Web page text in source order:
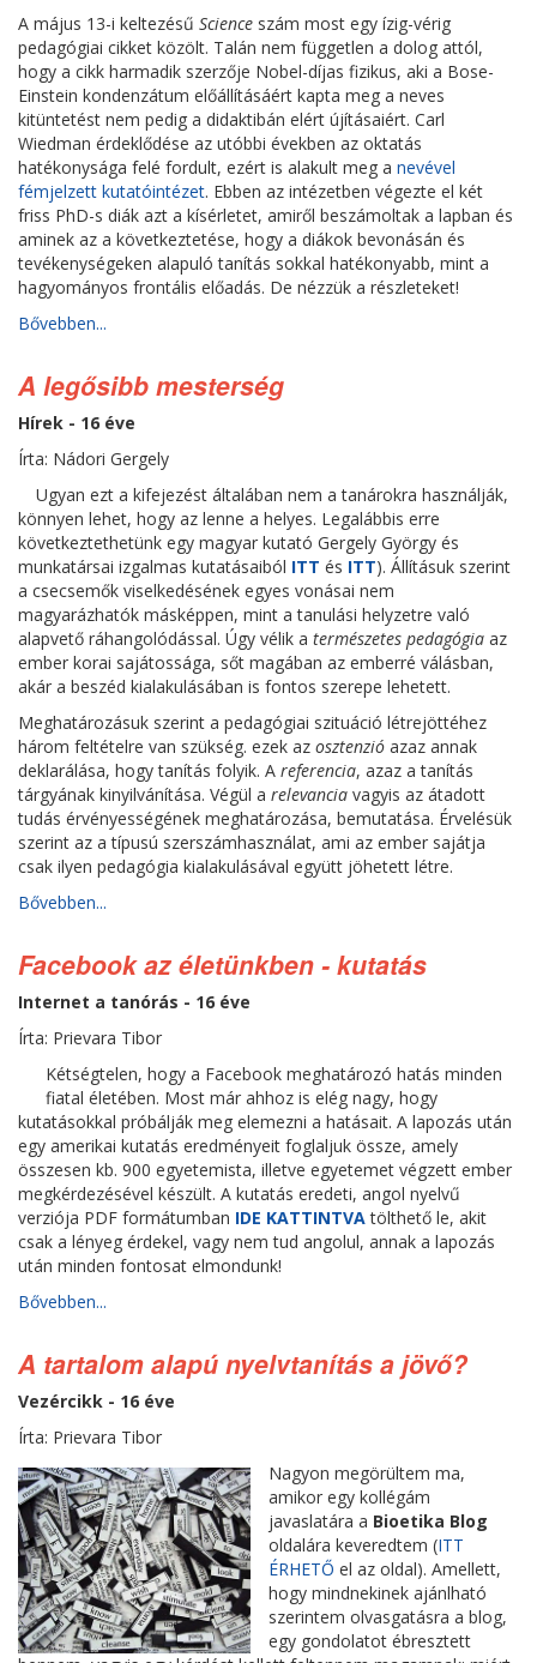
A május 13-i keltezésű Science szám most egy ízig-vérig
pedagógiai cikket közölt. Talán nem független a dolog attól,
hogy a cikk harmadik szerzője Nobel-díjas fizikus, aki a Bose-
Einstein kondenzátum előállításáért kapta meg a neves
kitüntetést nem pedig a didaktibán elért újításaiért. Carl
Wiedman érdeklődése az utóbbi években az oktatás
hatékonysága felé fordult, ezért is alakult meg a nevével
fémjelzett kutatóintézet. Ebben az intézetben végezte el két
friss PhD-s diák azt a kísérletet, amiről beszámoltak a lapban és
aminek az a következtetése, hogy a diákok bevonásán és
tevékenységeken alapuló tanítás sokkal hatékonyabb, mint a
hagyományos frontális előadás. De nézzük a részleteket!
Bővebben...
A legősibb mesterség
Hírek - 16 éve
Írta: Nádori Gergely
Ugyan ezt a kifejezést általában nem a tanárokra használják,
könnyen lehet, hogy az lenne a helyes. Legalábbis erre
következtethetünk egy magyar kutató Gergely György és
munkatársai izgalmas kutatásaiból ITT és ITT). Állításuk szerint
a csecsemők viselkedésének egyes vonásai nem
magyarázhatók másképpen, mint a tanulási helyzetre való
alapvető ráhangolódással. Úgy vélik a természetes pedagógia az
ember korai sajátossága, sőt magában az emberré válásban,
akár a beszéd kialakulásában is fontos szerepe lehetett.
Meghatározásuk szerint a pedagógiai szituáció létrejöttéhez
három feltételre van szükség. ezek az osztenzió azaz annak
deklarálása, hogy tanítás folyik. A referencia, azaz a tanítás
tárgyának kinyilvánítása. Végül a relevancia vagyis az átadott
tudás érvényességének meghatározása, bemutatása. Érvelésük
szerint az a típusú szerszámhasználat, ami az ember sajátja
csak ilyen pedagógia kialakulásával együtt jöhetett létre.
Bővebben...
Facebook az életünkben - kutatás
Internet a tanórás - 16 éve
Írta: Prievara Tibor
Kétségtelen, hogy a Facebook meghatározó hatás minden
fiatal életében. Most már ahhoz is elég nagy, hogy
kutatásokkal próbálják meg elemezni a hatásait. A lapozás után
egy amerikai kutatás eredményeit foglaljuk össze, amely
összesen kb. 900 egyetemista, illetve egyetemet végzett ember
megkérdezésével készült. A kutatás eredeti, angol nyelvű
verziója PDF formátumban IDE KATTINTVAtölthető le, akit
csak a lényeg érdekel, vagy nem tud angolul, annak a lapozás
után minden fontosat elmondunk!
Bővebben...
A tartalom alapú nyelvtanítás a jövő?
Vezércikk - 16 éve
Írta: Prievara Tibor
Nagyon megörültem ma,
amikor egy kollégám
javaslatára a Bioetika Blog
oldalára keveredtem (ITT
ÉRHETŐ el az oldal). Amellett,
hogy mindnekinek ajánlható
szerintem olvasgatásra a blog,
egy gondolatot ébresztett